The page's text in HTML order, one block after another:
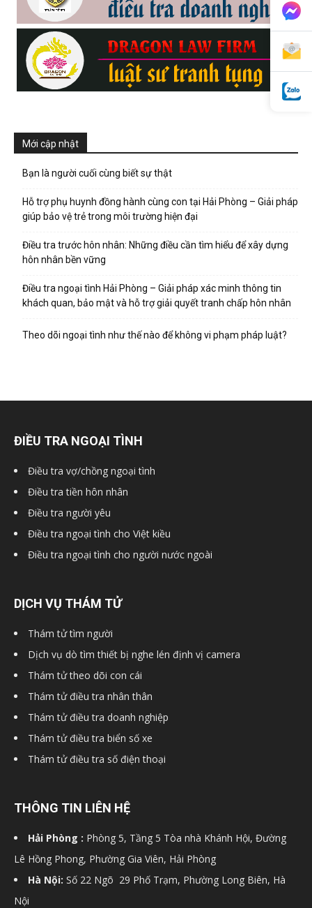
phong,
tham
phong,
văn
thám
phòng,
dịch
Mới cập nhật
Bạn là người cuối cùng biết sự thật
Hỗ trợ phụ huynh đồng hành cùng con tại Hải Phòng – Giải pháp
giúp bảo vệ trẻ trong môi trường hiện đại
Điều tra trước hôn nhân: Những điều cần tìm hiểu để xây dựng
hôn nhân bền vững
Điều tra ngoại tình Hải Phòng – Giải pháp xác minh thông tin
khách quan, bảo mật và hỗ trợ giải quyết tranh chấp hôn nhân
Theo dõi ngoại tình như thế nào để không vi phạm pháp luật?
ĐIỀU TRA NGOẠI TÌNH
Điều tra vợ/chồng ngoại tình
Điều tra tiền hôn nhân
Điều tra người yêu
Điều tra ngoại tình cho Việt kiều
Điều tra ngoại tình cho người nước ngoài
DỊCH VỤ THÁM TỬ
Thám tử tìm người
Dịch vụ dò tìm thiết bị nghe lén định vị camera
Thám tử theo dõi con cái
Thám tử điều tra nhân thân
Thám tử điều tra doanh nghiệp
Thám tử điều tra biển số xe
Thám tử điều tra số điện thoại
THÔNG TIN LIÊN HỆ
Hải Phòng : Phòng 5, Tầng 5 Tòa nhà Khánh Hội, Đường
Lê Hồng Phong, Phường Gia Viên, Hải Phòng
Hà Nội: Số 22 Ngõ 29 Phố Trạm, Phường Long Biên, Hà
Nội